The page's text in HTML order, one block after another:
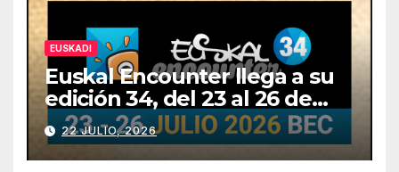
EUSKADI
Euskal Encounter llega a su
edición 34, del 23 al 26 de
julio
22 JULIO, 2026